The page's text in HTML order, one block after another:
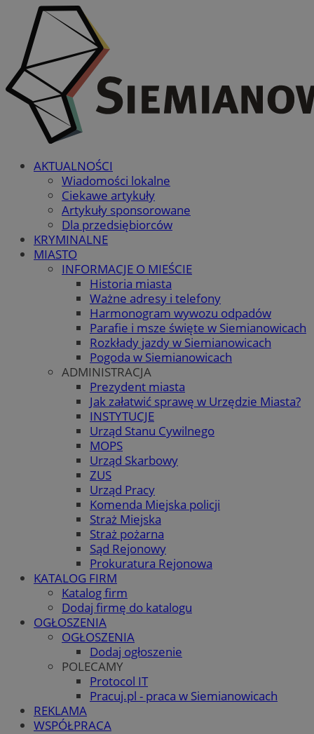
AKTUALNOŚCI
Wiadomości lokalne
Ciekawe artykuły
Artykuły sponsorowane
Dla przedsiębiorców
KRYMINALNE
MIASTO
INFORMACJE O MIEŚCIE
Historia miasta
Ważne adresy i telefony
Harmonogram wywozu odpadów
Parafie i msze święte w Siemianowicach
Rozkłady jazdy w Siemianowicach
Pogoda w Siemianowicach
ADMINISTRACJA
Prezydent miasta
Jak załatwić sprawę w Urzędzie Miasta?
INSTYTUCJE
Urząd Stanu Cywilnego
MOPS
Urząd Skarbowy
ZUS
Urząd Pracy
Komenda Miejska policji
Straż Miejska
Straż pożarna
Sąd Rejonowy
Prokuratura Rejonowa
KATALOG FIRM
Katalog firm
Dodaj firmę do katalogu
OGŁOSZENIA
OGŁOSZENIA
Dodaj ogłoszenie
POLECAMY
Protocol IT
Pracuj.pl - praca w Siemianowicach
REKLAMA
WSPÓŁPRACA